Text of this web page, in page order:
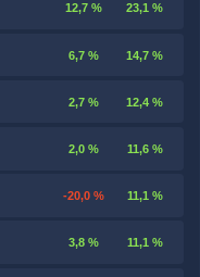
12,7 % 23,1 %
6,7 % 14,7 %
2,7 % 12,4 %
2,0 % 11,6 %
-20,0 % 11,1 %
3,8 % 11,1 %